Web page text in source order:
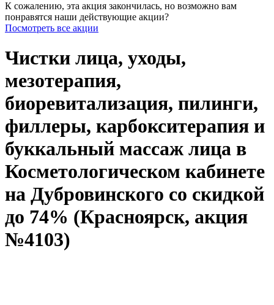
К сожалению, эта акция закончилась, но возможно вам
понравятся наши действующие акции?
Посмотреть все акции
Чистки лица, уходы,
мезотерапия,
биоревитализация, пилинги,
филлеры, карбокситерапия и
буккальный массаж лица в
Косметологическом кабинете
на Дубровинского со скидкой
до 74% (Красноярск, акция
№4103)